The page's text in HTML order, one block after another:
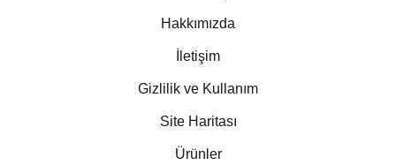
Hakkımızda
İletişim
Gizlilik ve Kullanım
Site Haritası
Ürünler